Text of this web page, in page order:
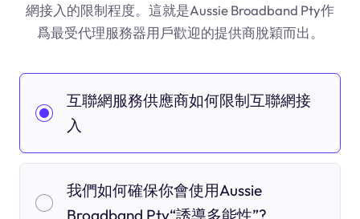
網接入的限制程度。這就是Aussie Broadband Pty作
爲最受代理服務器用戶歡迎的提供商脫穎而出。
互聯網服務供應商如何限制互聯網接
入
我們如何確保你會使用Aussie